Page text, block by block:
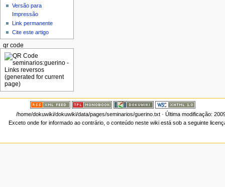
Versão para
Impressão
Link permanente
Cite este artigo
qr code
/home/dokuwiki/dokuwiki/data/pages/seminarios/guerino.txt· Última modificação:
Exceto onde for informado ao contrário, o conteúdo neste wiki está sob a seguinte